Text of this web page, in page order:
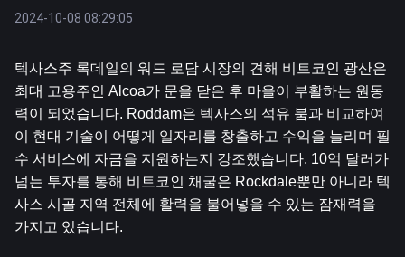
2024-10-08 08:29:05
텍사스주 록데일의 워드 로담 시장의 견해 비트코인 광산은
최대 고용주인 Alcoa가 문을 닫은 후 마을이 부활하는 원동
력이 되었습니다. Roddam은 텍사스의 석유 붐과 비교하여
이 현대 기술이 어떻게 일자리를 창출하고 수익을 늘리며 필
수 서비스에 자금을 지원하는지 강조했습니다. 10억 달러가
넘는 투자를 통해 비트코인 ​​채굴은 Rockdale뿐만 아니라 텍
사스 시골 지역 전체에 활력을 불어넣을 수 있는 잠재력을
가지고 있습니다.